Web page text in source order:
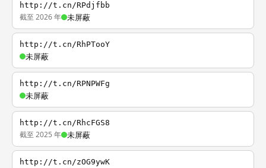
http://t.cn/RPdjfbb
截至 2026 年 未屏蔽
http://t.cn/RhPTooY
未屏蔽
http://t.cn/RPNPWFg
未屏蔽
http://t.cn/RhcFGS8
截至 2025 年 未屏蔽
http://t.cn/zOG9ywK